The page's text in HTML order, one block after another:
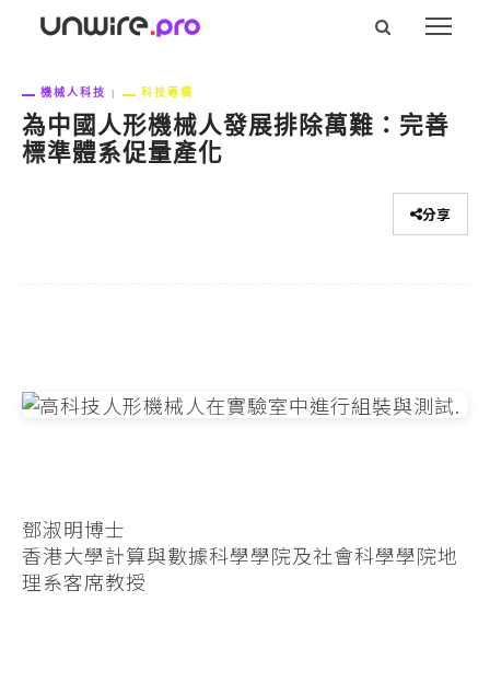
機械人科技 科技專欄
為中國人形機械人發展排除萬難：完善
標準體系促量產化
分享
鄧淑明博士
香港大學計算與數據科學學院及社會科學學院地
理系客席教授